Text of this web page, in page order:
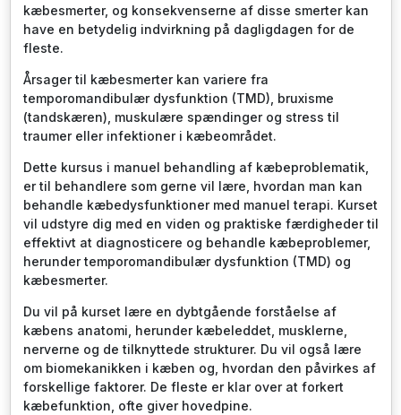
kæbesmerter, og konsekvenserne af disse smerter kan
have en betydelig indvirkning på dagligdagen for de
fleste.
Årsager til kæbesmerter kan variere fra
temporomandibulær dysfunktion (TMD), bruxisme
(tandskæren), muskulære spændinger og stress til
traumer eller infektioner i kæbeområdet.
Dette kursus i manuel behandling af kæbeproblematik,
er til behandlere som gerne vil lære, hvordan man kan
behandle kæbedysfunktioner med manuel terapi. Kurset
vil udstyre dig med en viden og praktiske færdigheder til
effektivt at diagnosticere og behandle kæbeproblemer,
herunder temporomandibulær dysfunktion (TMD) og
kæbesmerter.
Du vil på kurset lære en dybtgående forståelse af
kæbens anatomi, herunder kæbeleddet, musklerne,
nerverne og de tilknyttede strukturer. Du vil også lære
om biomekanikken i kæben og, hvordan den påvirkes af
forskellige faktorer. De fleste er klar over at forkert
kæbefunktion, ofte giver hovedpine.